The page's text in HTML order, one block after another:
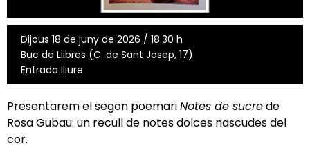
Dijous 18 de juny de 2026 / 18.30 h
Buc de Llibres (C. de Sant Josep, 17)
Entrada lliure
Presentarem el segon poemariNotes de sucrede
Rosa Gubau: un recull de notes dolces nascudes del
cor.